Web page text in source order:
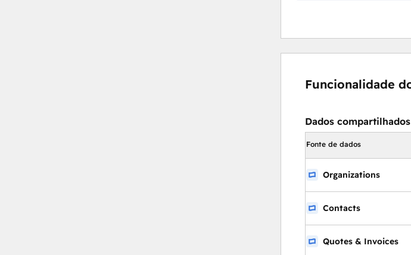
Funcionalidade
Dados compartilhados
Fonte de dados
Organizations
Contacts
Quotes & Invoices